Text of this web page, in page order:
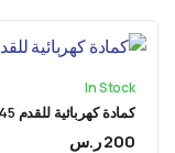
In Stock
كمادة كهربائية للقدم Foot Warmer FWM45
200ر.س